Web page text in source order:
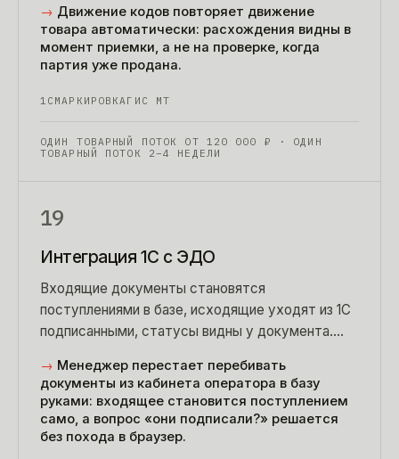
→ Движение кодов повторяет движение
товара автоматически: расхождения видны в
момент приемки, а не на проверке, когда
партия уже продана.
1С МАРКИРОВКАГИС МТ
ОДИН ТОВАРНЫЙ ПОТОК ОТ 120 000 ₽
· ОДИН
ТОВАРНЫЙ ПОТОК 2–4 НЕДЕЛИ
19
Интеграция 1С с ЭДО
Входящие документы становятся
поступлениями в базе, исходящие уходят из 1С
подписанными, статусы видны у документа.
роуминг между ними.
→ Менеджер перестает перебивать
документы из кабинета оператора в базу
руками: входящее становится поступлением
само, а вопрос «они подписали?» решается
без похода в браузер.